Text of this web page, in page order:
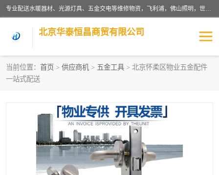
专业配送水暖器材、光源灯具、五金交电等维修物资，飞利浦，佛山照明，世达，博世，九牧，特陶等各产品涉及国内外知名品牌。公司专注与物业、学校、酒店、工厂等单位合作，提供一站式配送服务，降低客户综合成本。依托电子商务改变传统模式，以专业的团队为客户提供24H物资配送到达，货到月结、统一开票，便捷退换等服务，提高了企业的运营效率。
北京华泰恒昌商贸有限公司
当前位置： 首页 > 供应商机 > 五金工具 > 北京怀柔区物业五金配件
一站式配送
水暖阀门
涂料辅材